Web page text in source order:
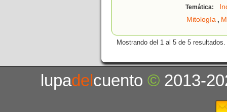
Temática:
Mitología,
Mostrando del 1 al 5 de 5 resultados.
lupadelcuento© 2013-